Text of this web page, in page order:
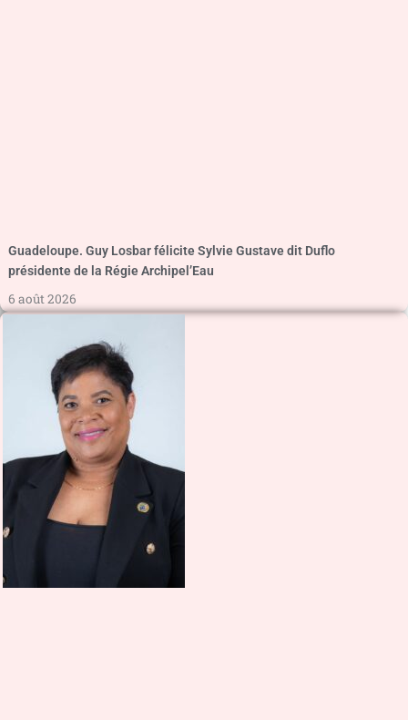
Guadeloupe. Guy Losbar félicite Sylvie Gustave dit Duflo
présidente de la Régie Archipel’Eau
6 août 2026